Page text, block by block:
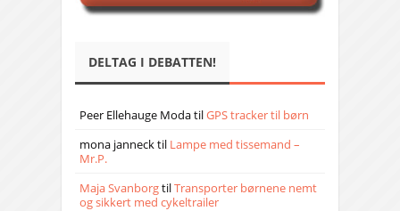
DELTAG I DEBATTEN!
Peer Ellehauge ModatilGPS tracker til børn
mona jannecktil Lampe med tissemand –
Mr.P.
Maja SvanborgtilTransporter børnene nemt
og sikkert med cykeltrailer